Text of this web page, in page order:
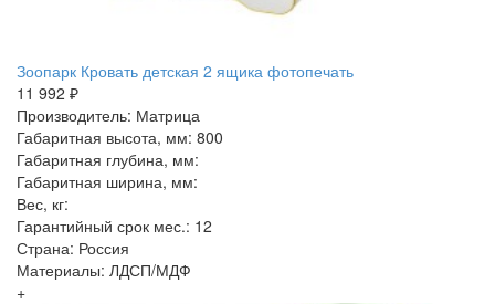
Зоопарк Кровать детская 2 ящика фотопечать
11 992 ₽
Производитель: Матрица
Габаритная высота, мм: 800
Габаритная глубина, мм:
Габаритная ширина, мм:
Вес, кг:
Гарантийный срок мес.: 12
Страна: Россия
Материалы: ЛДСП/МДФ
+